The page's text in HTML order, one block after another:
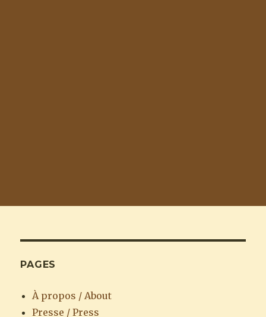
PAGES
À propos / About
Presse / Press